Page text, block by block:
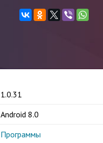
1.0.31
Android 8.0
Программы